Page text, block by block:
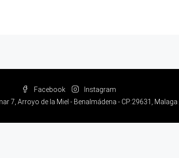
Facebook
Instagram
7, Arroyo de la Miel - Benalmádena - CP:29631, Malaga